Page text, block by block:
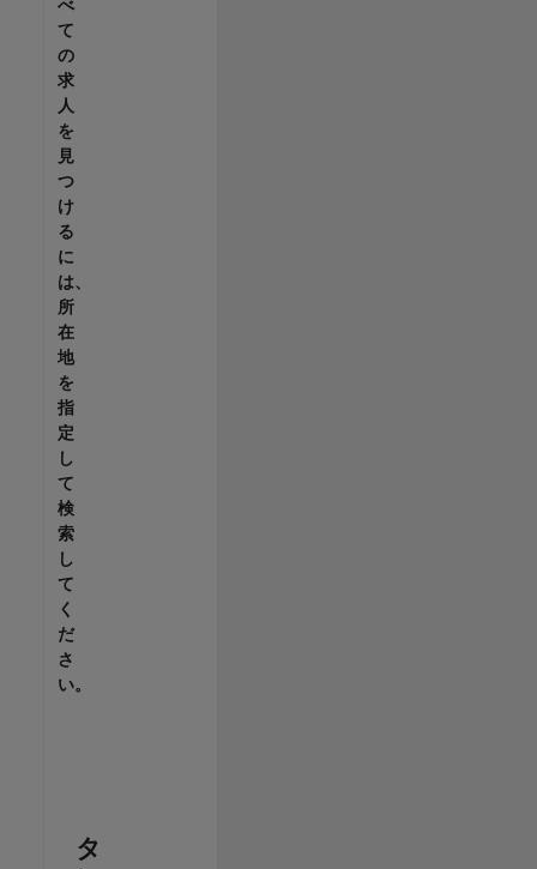
べ
て
の
求
人
を
見
つ
け
る
に
は、
所
在
地
を
指
定
し
て
検
索
し
て
く
だ
さ
い。
タ